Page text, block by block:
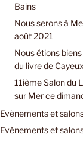
Bains
Nous serons à
août 2021
Nous étions
du livre de
11ième Salon du
sur Mer ce
Evènements et
Evènements et